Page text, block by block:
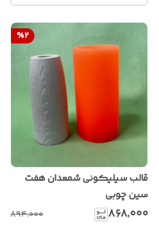
%2
قالب سیلیکونی شمعدان هفت
سین چوبی
۸۶۸٬۰۰۰ ۸۹۴٬۰۰۰